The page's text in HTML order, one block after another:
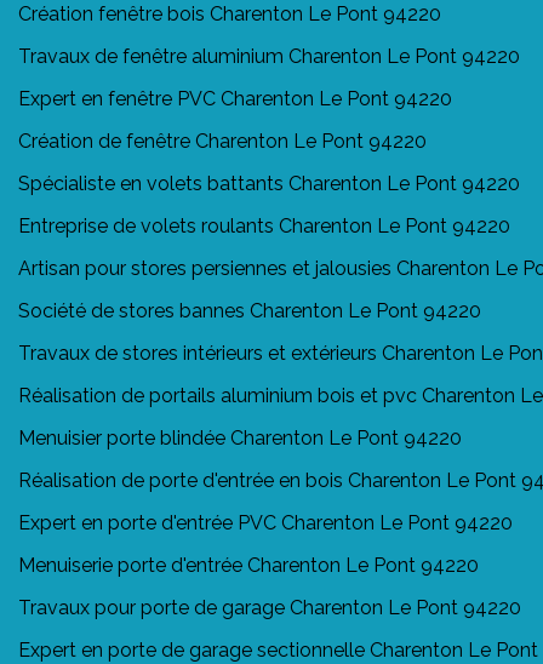
Création fenêtre bois Charenton Le Pont 94220
Travaux de fenêtre aluminium Charenton Le Pont 94220
Expert en fenêtre PVC Charenton Le Pont 94220
Création de fenêtre Charenton Le Pont 94220
Spécialiste en volets battants Charenton Le Pont 94220
Entreprise de volets roulants Charenton Le Pont 94220
Artisan pour stores persiennes et jalousies Charenton Le
Société de stores bannes Charenton Le Pont 94220
Travaux de stores intérieurs et extérieurs Charenton Le
Réalisation de portails aluminium bois et pvc Charenton
Menuisier porte blindée Charenton Le Pont 94220
Réalisation de porte d'entrée en bois Charenton Le Pont
Expert en porte d'entrée PVC Charenton Le Pont 94220
Menuiserie porte d'entrée Charenton Le Pont 94220
Travaux pour porte de garage Charenton Le Pont 94220
Expert en porte de garage sectionnelle Charenton Le